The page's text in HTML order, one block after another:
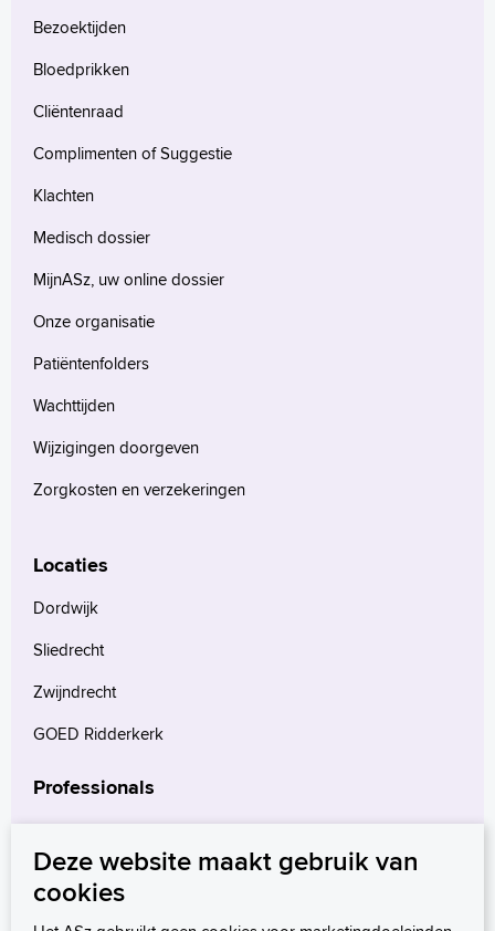
MijnASz
Wetenschappelijk onderzoek
Polski
Türkçe
Arabisch
Bezoektijden
Bloedprikken
Cliëntenraad
Complimenten of Suggestie
Klachten
Medisch dossier
MijnASz, uw online dossier
Onze organisatie
Patiëntenfolders
Wachttijden
Wijzigingen doorgeven
Zorgkosten en verzekeringen
Locaties
Dordwijk
Sliedrecht
Zwijndrecht
GOED Ridderkerk
Professionals
Verwijzers
Wetenschappelijk onderzoek
Deze website maakt gebruik van
cookies